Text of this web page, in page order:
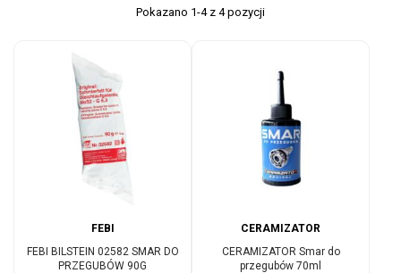
Pokazano 1-4 z 4 pozycji
FEBI
FEBI BILSTEIN 02582 SMAR DO
PRZEGUBÓW 90G
CERAMIZATOR
CERAMIZATOR Smar do
przegubów 70ml